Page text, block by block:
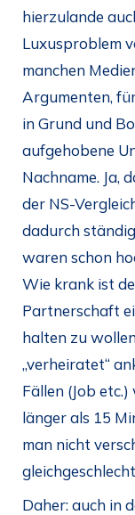
hierzulande
Luxusproblem
manchen
Argumenten,
in Grund und
aufgehobene
Nachname. Ja,
der NS-
dadurch
waren schon
Wie krank ist
Partnerschaft
halten zu
„verheiratet“
Fällen (Job
länger als 15
man nicht
Daher: auch in